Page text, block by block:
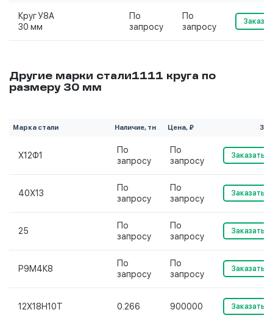
Круг У8А
30 мм
По
запросу
По
запросу
Другие марки стали1111 круга по
размеру 30 мм
Марка стали Наличие, тн Цена, ₽
Х12Ф1
По
запросу
По
запросу
Заказать
40Х13
По
запросу
По
запросу
Заказать
25
По
запросу
По
запросу
Заказать
Р9М4К8
По
запросу
По
запросу
Заказать
12Х18Н10Т 0.266 900000 Заказать